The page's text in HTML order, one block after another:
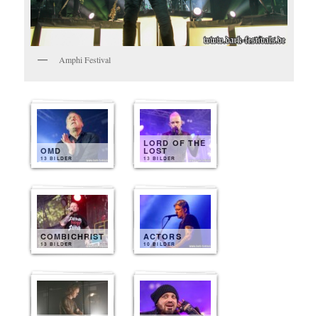
Amphi Festival
OMD
13 BILDER
LORD OF THE
LOST
13 BILDER
COMBICHRIST
13 BILDER
ACTORS
10 BILDER